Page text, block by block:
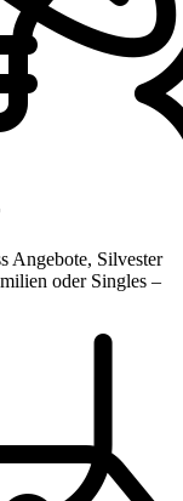
Angebote, Silvester
oder Singles –